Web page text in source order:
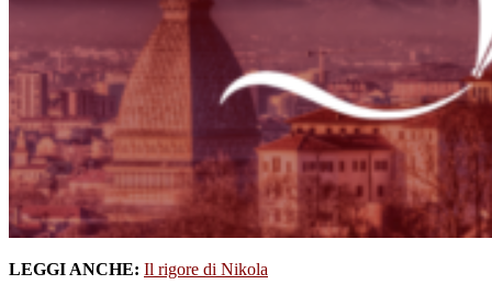
LEGGI ANCHE: Il rigore di Nikola